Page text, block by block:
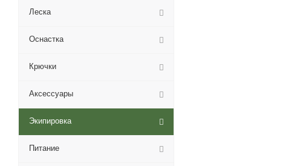
Леска
Оснастка
Крючки
Аксессуары
Экипировка
Питание